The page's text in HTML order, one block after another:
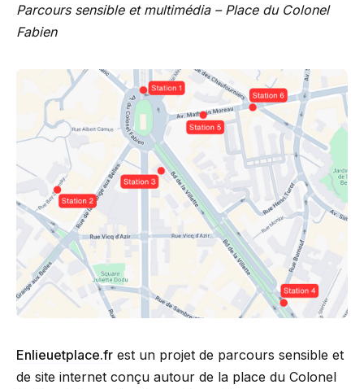
Parcours sensible et multimédia – Place du Colonel
Fabien
Enlieuetplace.fr est un projet de parcours sensible et
de site internet conçu autour de la place du Colonel